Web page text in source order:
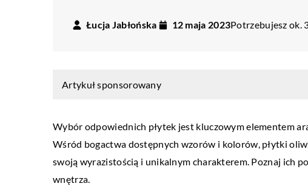
Łucja Jabłońska 12 maja 2023Potrzebujesz ok.
Artykuł sponsorowany
Wybór odpowiednich płytek jest kluczowym elementem
Wśród bogactwa dostępnych wzorów i kolorów, płytki
swoją wyrazistością i unikalnym charakterem. Poznaj ich
wnętrza.